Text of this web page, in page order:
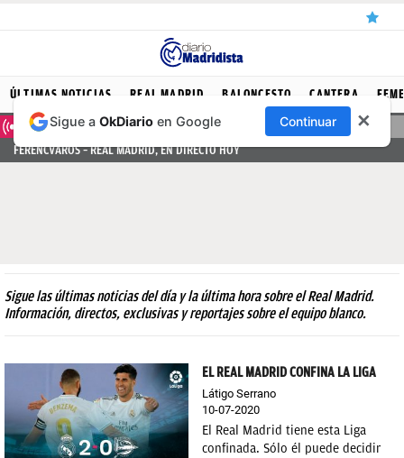
ÚLTIMAS
NOTICIAS
REAL
FICHAJES
FEMENINO
PAPARAZZI
OKDIARIO
ÚLTIMAS NOTICIAS REAL MADRID BALONCESTO CANTERA
DIRECTO
FERENCVAROS – REAL MADRID, EN DIRECTO HOY
Sigue las últimas noticias del día y la última hora sobre el Real Madrid.
Información, directos, exclusivas y reportajes sobre el equipo blanco.
EL REAL MADRID CONFINA LA LIGA
Látigo Serrano
10-07-2020
El Real Madrid tiene esta Liga
confinada. Sólo él puede decidir
Sigue a OkDiario en Google Continuar ✕